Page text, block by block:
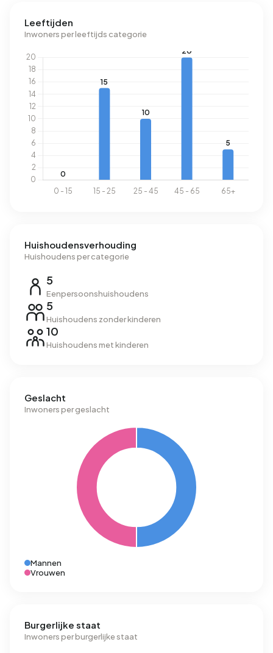
ligt met 1.809 m³ per jaar 41% boven het landelijke
gemiddelde van 1.280 m³.
Leeftijden
Inwoners per leeftijds categorie
Huishoudensverhouding
Huishoudens per categorie
5
Eenpersoonshuishoudens
5
Huishoudens zonder kinderen
10
Huishoudens met kinderen
Geslacht
Inwoners per geslacht
Mannen
Vrouwen
Burgerlijke staat
Inwoners per burgerlijke staat